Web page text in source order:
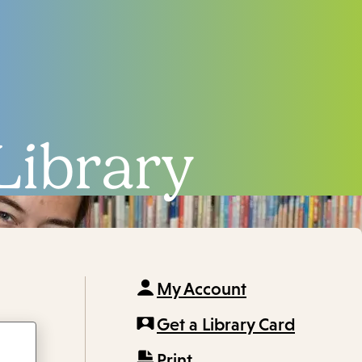
My Account
Get a Library Card